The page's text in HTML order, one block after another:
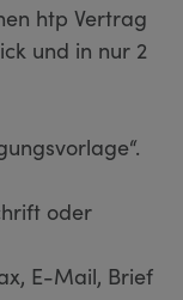
htp Vertrag
und in nur 2
oder
E-Mail, Brief